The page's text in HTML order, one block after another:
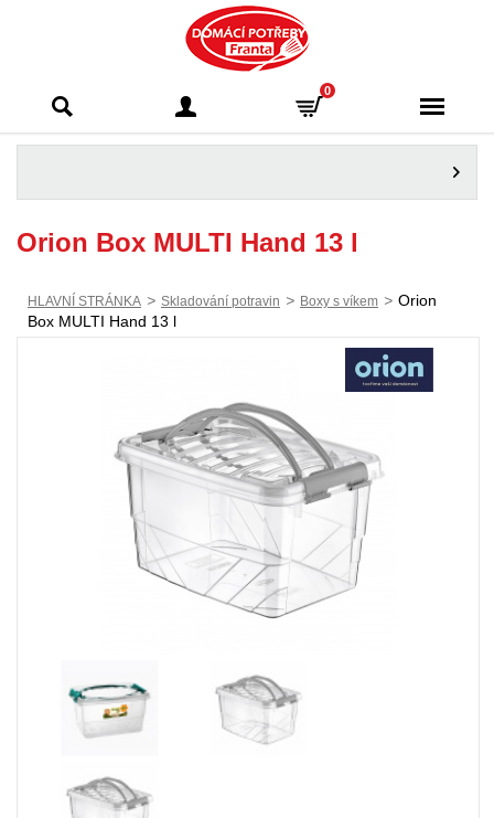
Franta - Příbram
0
Orion Box MULTI Hand 13 l
HLAVNÍ STRÁNKA > Skladování potravin > Boxy s víkem > Orion
Box MULTI Hand 13 l